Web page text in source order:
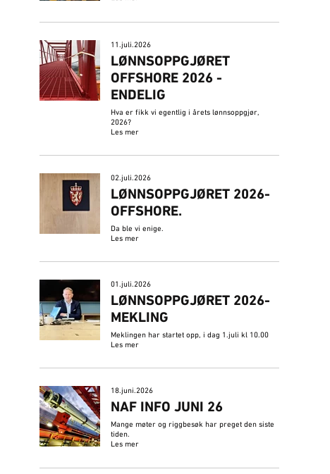
11.juli.2026
LØNNSOPPGJØRET
OFFSHORE 2026 -
ENDELIG
Hva er fikk vi egentlig i årets lønnsoppgjør,
2026?
Les mer
02.juli.2026
​LØNNSOPPGJØRET 2026-
OFFSHORE.
Da ble vi enige.
Les mer
01.juli.2026
LØNNSOPPGJØRET 2026-
MEKLING
Meklingen har startet opp, i dag 1.juli kl 10.00
Les mer
18.juni.2026
NAF INFO JUNI 26
Mange møter og riggbesøk har preget den siste
tiden.
Les mer